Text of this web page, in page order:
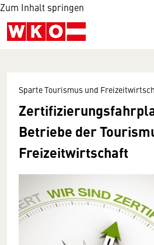
Zum Inhalt springen
Sparte Tourismus und
Betriebe der
Freizeitwirtschaft